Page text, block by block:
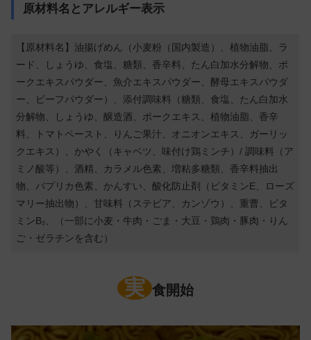
原材料名とアレルギー表示
【原材料名】油揚げめん（小麦粉（国内製造）、植物油脂、ラ
ード、しょうゆ、食塩、糖類、香辛料、たん白加水分解物、ポ
ークエキスパウダー、魚介エキスパウダー、酵母エキスパウダ
ー、ビーフパウダー）、添付調味料（糖類、食塩、たん白加水
分解物、しょうゆ、醸造酒、ポークエキス、植物油脂、香辛
料、トマトペースト、りんご果汁、オニオンエキス、ガーリッ
クエキス）、かやく（キャベツ、味付け鶏ミンチ）/ 調味料（ア
ミノ酸等）、酒精、カラメル色素、増粘多糖類、香辛料抽出
物、パプリカ色素、かんすい、酸化防止剤（ビタミンE、ローズ
マリー抽出物）、甘味料（ステビア、カンゾウ）、重曹、ビタ
ミンB₂、（一部に小麦・牛肉・ごま・大豆・鶏肉・豚肉・りん
ご・ゼラチンを含む）
実 食開始